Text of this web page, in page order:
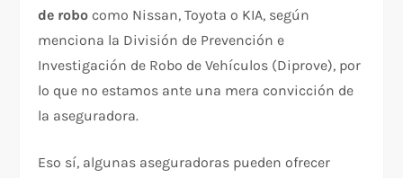
de robo como Nissan, Toyota o KIA, según
menciona la División de Prevención e
Investigación de Robo de Vehículos (Diprove), por
lo que no estamos ante una mera convicción de
la aseguradora.
Eso sí, algunas aseguradoras pueden ofrecer